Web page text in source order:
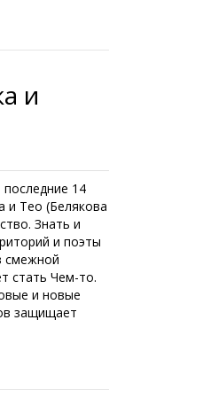
и
14
и Тео (Белякова
Знать и
и поэты
смежной
стать Чем-то.
и новые
защищает